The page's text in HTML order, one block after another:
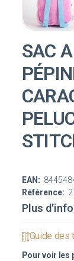
SAC
Référence:
EAN:
Plus
Guide des
Pour voir les